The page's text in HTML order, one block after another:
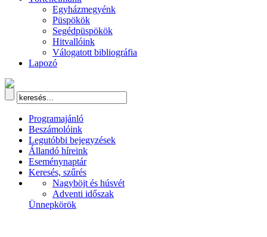
Egyházmegyénk
Püspökök
Segédpüspökök
Hitvallóink
Válogatott bibliográfia
Lapozó
Programajánló
Beszámolóink
Legutóbbi bejegyzések
Állandó híreink
Eseménynaptár
Keresés, szűrés
Nagyböjt és húsvét
Adventi időszak
Ünnepkörök